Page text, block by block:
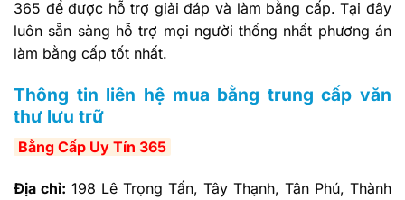
365 để được hỗ trợ giải đáp và làm bằng cấp. Tại đây
luôn sẵn sàng hỗ trợ mọi người thống nhất phương án
làm bằng cấp tốt nhất.
Thông tin liên hệ mua bằng trung cấp văn
thư lưu trữ
Bằng Cấp Uy Tín 365
Địa chỉ: 198 Lê Trọng Tấn, Tây Thạnh, Tân Phú, Thành